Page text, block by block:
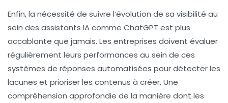
Enfin, la nécessité de suivre l’évolution de sa visibilité au
sein des assistants IA comme ChatGPT est plus
accablante que jamais. Les entreprises doivent évaluer
régulièrement leurs performances au sein de ces
systèmes de réponses automatisées pour détecter les
lacunes et prioriser les contenus à créer. Une
compréhension approfondie de la manière dont les